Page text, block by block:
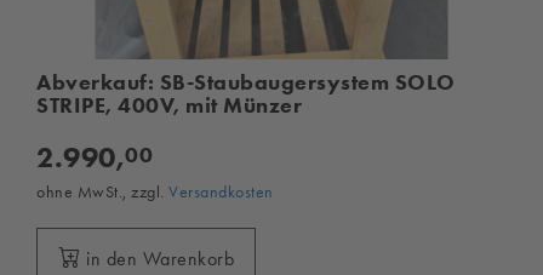
Abverkauf: SB-Staubaugersystem SOLO
STRIPE, 400V, mit Münzer
2.990,00
ohne MwSt., zzgl. Versandkosten
in den Warenkorb